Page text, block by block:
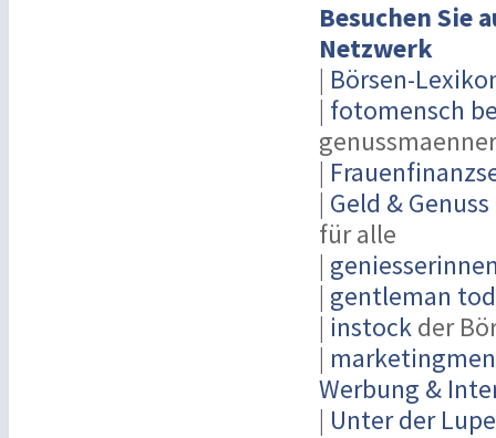
Besuchen Sie
Netzwerk
| Börsen-
| fotomensch
|
| Geld & Genuss
für alle
|
| gentleman
| instock der
|
Werbung &
| Unter der Lupe